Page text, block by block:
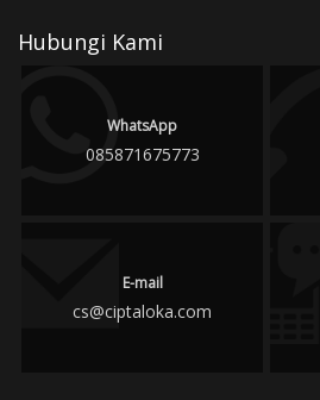
Hubungi Kami
WhatsApp
085871675773
E-mail
cs@ciptaloka.com